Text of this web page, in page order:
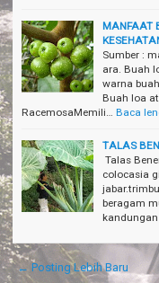
MANFAAT
Sumber :
ara. Buah
warna
Buah loa
RacemosaMemili…
Baca
TALAS
Talas
colocasia
beragam
kandungan
← Posting Lebih Baru